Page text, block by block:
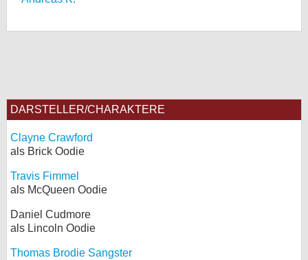
DARSTELLER/CHARAKTERE
Clayne Crawford
als Brick Oodie
Travis Fimmel
als McQueen Oodie
Daniel Cudmore
als Lincoln Oodie
Thomas Brodie Sangster